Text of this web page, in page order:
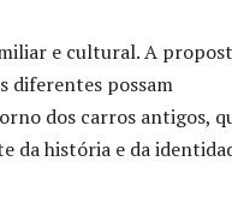
e cultural. A
diferentes possam
dos carros antigos,
da história e da